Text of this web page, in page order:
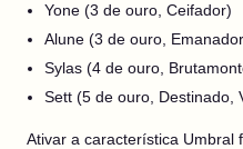
Yone (3 de ouro, Ceifador)
Alune (3 de ouro,
Sylas (4 de ouro,
Sett (5 de ouro, Destinado,
Ativar a característica Umbral